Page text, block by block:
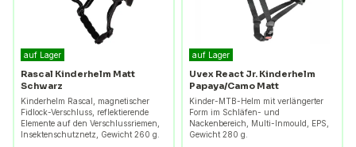
auf Lager
Rascal Kinderhelm Matt
Schwarz
Kinderhelm Rascal, magnetischer
Fidlock-Verschluss, reflektierende
Elemente auf den Verschlussriemen,
Insektenschutznetz, Gewicht 260 g.
auf Lager
Uvex React Jr. Kinderhelm
Papaya/Camo Matt
Kinder-MTB-Helm mit verlängerter
Form im Schläfen- und
Nackenbereich, Multi-Inmould, EPS,
Gewicht 280 g.